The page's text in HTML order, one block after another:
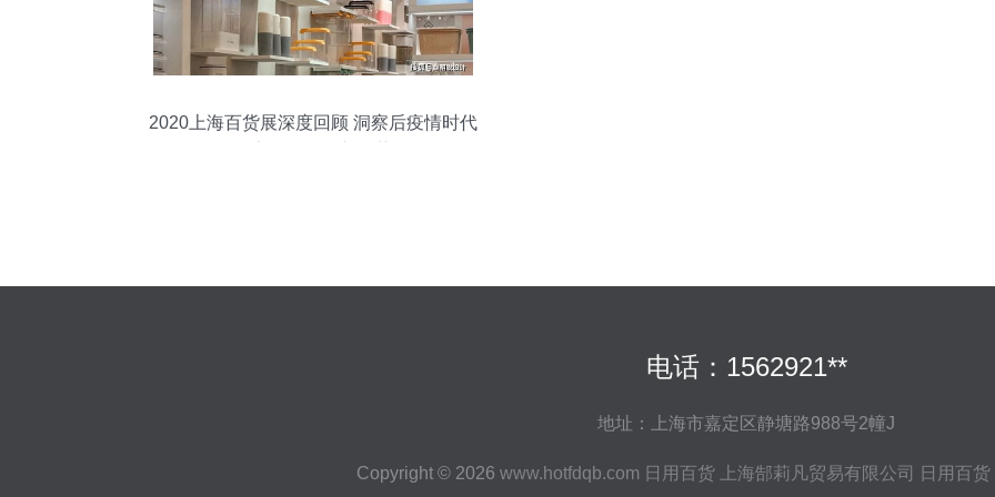
2020上海百货展深度回顾 洞察后疫情时代
电话：1562921**
地址：上海市嘉定区静塘路988号2幢J
Copyright © 2026 www.hotfdqb.com 日用百货 上海郜莉凡贸易有限公司 日用百货